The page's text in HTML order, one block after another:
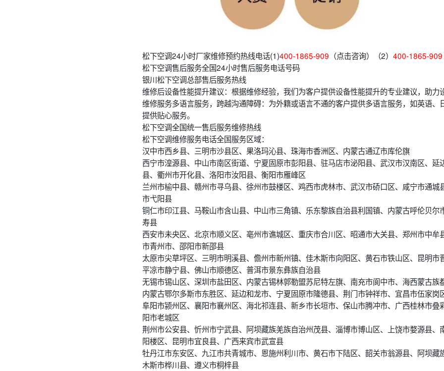
松下空调24小时厂家维修预约热线电话(1)400-1865-909 （点击咨询）（2） 400-1865-909
松下空调售后服务全国24小时售后服务电话号码
银川松下空调总部售后服务热线
维修后设备性能提升建议：根据维修经验，我们为客户提供设备性能提升的专业建议，助力
维修服务多语言服务，跨越沟通障碍：为外籍或语言不通的客户提供多语言服务，如英语、
提供贴心服务。
松下空调全国统一售后服务维修热线
松下空调维修服务电话全国服务区域：
汉中市西乡县、三明市沙县区、果洛玛沁县、珠海市香洲区、内蒙古通辽市库伦旗
西宁市湟源县、中山市南区街道、宁夏固原市彭阳县、驻马店市泌阳县、武汉市汉南区、延
县、衢州市开化县、洛阳市汝阳县、衡阳市雁峰区
兰州市榆中县、赣州市寻乌县、徐州市鼓楼区、鸡西市虎林市、武汉市硚口区、咸宁市通城
市弋阳县
铜仁市印江县、马鞍山市含山县、中山市三角镇、乐东黎族自治县利国镇、内蒙古呼伦贝尔
寿县
西安市未央区、北京市顺义区、亳州市谯城区、重庆市合川区、昭通市大关县、郑州市中牟
市青州市、邵阳市新邵县
太原市尖草坪区、三明市明溪县、儋州市新州镇、佳木斯市向阳区、黄石市铁山区、昆明市
平凉市静宁县、佛山市顺德区、普洱市景东彝族自治县
无锡市锡山区、深圳市盐田区、内蒙古锡林郭勒盟苏尼特左旗、南充市阆中市、海西蒙古族
内蒙古鄂尔多斯市东胜区、延边和龙市、宁夏固原市隆德县、荆门市钟祥市、宜昌市伍家岗
阜阳市颍州区、襄阳市襄州区、海北祁连县、新乡市长垣市、保山市腾冲市、广西桂林市叠
阳市老城区
荆州市公安县、忻州市宁武县、阿坝藏族羌族自治州茂县、淄博市博山区、上饶市婺源县、
阳楼区、昆明市宜良县、广西来宾市武宣县
牡丹江市东安区、九江市共青城市、恩施州利川市、黄石市下陆区、韶关市翁源县、阿坝藏
木斯市桦川县、遵义市桐梓县